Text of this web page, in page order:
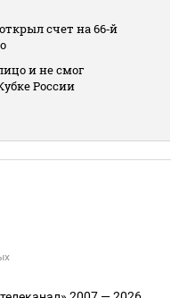
счет на 66‑й
и не смог
России